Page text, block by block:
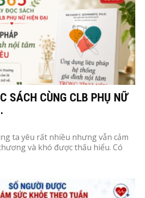
SÁCH CÙNG CLB PHỤ NỮ
ta yêu rất nhiều nhưng vẫn cảm
và khó được thấu hiểu. Có